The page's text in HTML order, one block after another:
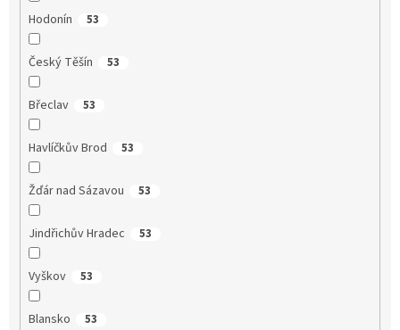
Hodonín 53
Český Těšín 53
Břeclav 53
Havlíčkův Brod 53
Žďár nad Sázavou 53
Jindřichův Hradec 53
Vyškov 53
Blansko 53